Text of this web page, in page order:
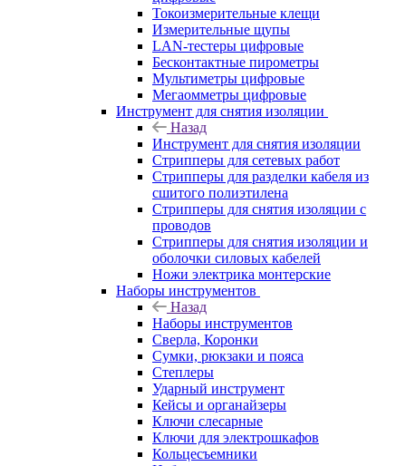
Токоизмерительные клещи
Измерительные щупы
LAN-тестеры цифровые
Бесконтактные пирометры
Мультиметры цифровые
Мегаомметры цифровые
Инструмент для снятия изоляции
Назад
Инструмент для снятия изоляции
Стрипперы для сетевых работ
Стрипперы для разделки кабеля из
сшитого полиэтилена
Cтрипперы для снятия изоляции с
проводов
Стрипперы для снятия изоляции и
оболочки силовых кабелей
Ножи электрика монтерские
Наборы инструментов
Назад
Наборы инструментов
Сверла, Коронки
Сумки, рюкзаки и пояса
Степлеры
Ударный инструмент
Кейсы и органайзеры
Ключи слесарные
Ключи для электрошкафов
Кольцесъемники